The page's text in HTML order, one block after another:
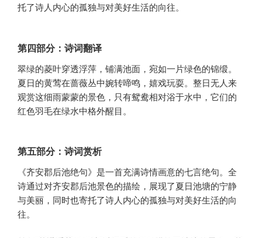
托了诗人内心的孤独与对美好生活的向往。
第四部分：诗词翻译
翠绿的菱叶穿透浮萍，铺满池面，宛如一片绿色的锦缎。
夏日的黄莺在蔷薇丛中婉转啼鸣，嬉戏玩耍。整日无人来
观赏这细雨蒙蒙的景色，只有鸳鸯相对浴于水中，它们的
红色羽毛在绿水中格外醒目。
第五部分：诗词赏析
《齐安郡后池绝句》是一首充满诗情画意的七言绝句。全
诗通过对齐安郡后池景色的描绘，展现了夏日池塘的宁静
与美丽，同时也寄托了诗人内心的孤独与对美好生活的向
往。